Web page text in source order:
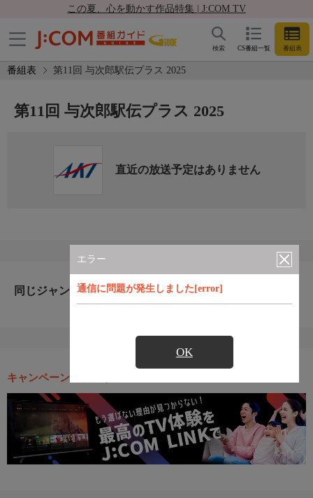
この夏、心を動かす作品特集 | J:COM TV
CS番組一覧 番組表
検索
番組表 第11回 与次郎駅伝プラス 2025
エラー
通信に問題が発生しました[error]
OK
第11回 与次郎駅伝プラス 2025
直近の放送予定はありません
同じジャンルのおすすめ番組
キャンペーン・お得な情報